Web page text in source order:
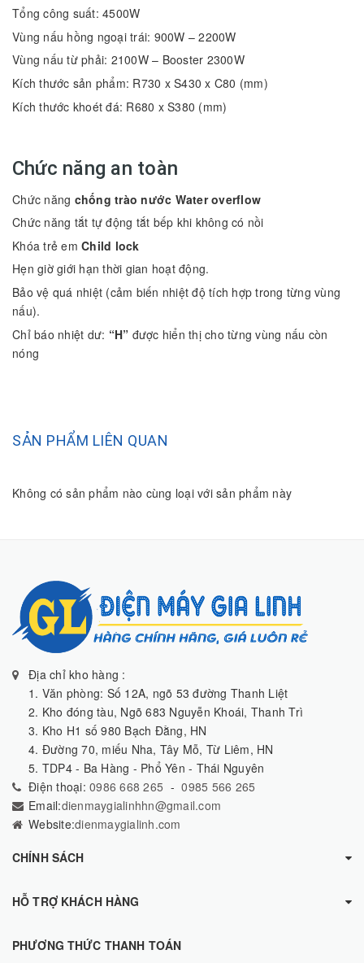
Tổng công suất: 4500W
Vùng nấu hồng ngoại trái: 900W – 2200W
Vùng nấu từ phải: 2100W – Booster 2300W
Kích thước sản phẩm: R730 x S430 x C80 (mm)
Kích thước khoét đá: R680 x S380 (mm)
Chức năng an toàn
Chức năng chống trào nước Water overflow
Chức năng tắt tự động tắt bếp khi không có nồi
Khóa trẻ em Child lock
Hẹn giờ giới hạn thời gian hoạt động.
Bảo vệ quá nhiệt (cảm biến nhiệt độ tích hợp trong từng vùng
nấu).
Chỉ báo nhiệt dư: “H” được hiển thị cho từng vùng nấu còn
nóng
SẢN PHẨM LIÊN QUAN
Không có sản phẩm nào cùng loại với sản phẩm này
Địa chỉ kho hàng :
1. Văn phòng: Số 12A, ngõ 53 đường Thanh Liệt
2. Kho đóng tàu, Ngõ 683 Nguyễn Khoái, Thanh Trì
3. Kho H1 số 980 Bạch Đằng, HN
4. Đường 70, miếu Nha, Tây Mỗ, Từ Liêm, HN
5. TDP4 - Ba Hàng - Phổ Yên - Thái Nguyên
Điện thoại: 0986 668 265 -0985 566 265
Email:dienmaygialinhhn@gmail.com
Website:dienmaygialinh.com
CHÍNH SÁCH
HỖ TRỢ KHÁCH HÀNG
PHƯƠNG THỨC THANH TOÁN